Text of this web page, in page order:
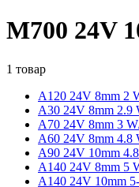
M700 24V
1 товар
A120 24V 8mm 2
A30 24V 8mm 2.9
A70 24V 8mm 3
A60 24V 8mm 4.8
A90 24V 10mm
A140 24V 8mm 5
A140 24V 10mm